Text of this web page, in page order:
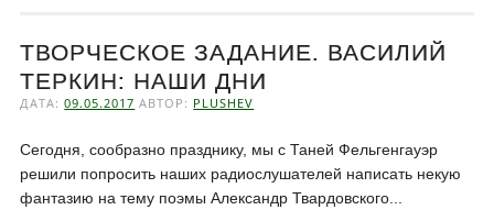
ТВОРЧЕСКОЕ ЗАДАНИЕ. ВАСИЛИЙ
ТЕРКИН: НАШИ ДНИ
ДАТА:09.05.2017 АВТОР: PLUSHEV
Сегодня, сообразно празднику, мы с Таней Фельгенгауэр
решили попросить наших радиослушателей написать некую
фантазию на тему поэмы Александр Твардовского...